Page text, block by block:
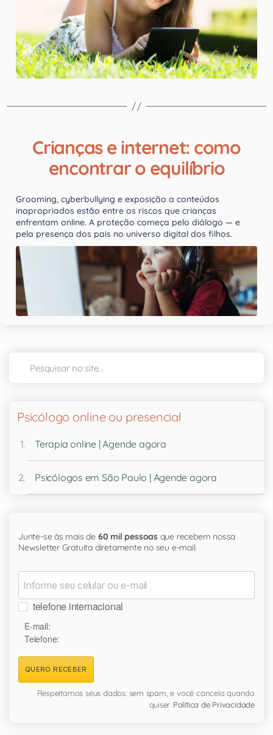
Crianças e internet: como
encontrar o equilíbrio
Grooming, cyberbullying e exposição a conteúdos
inapropriados estão entre os riscos que crianças
enfrentam online. A proteção começa pelo diálogo — e
pela presença dos pais no universo digital dos filhos.
Psicólogo online ou presencial
Terapia online | Agende agora
Psicólogos em São Paulo | Agende agora
Junte-se às mais de 60 mil pessoasque recebem nossa
Newsletter Gratuita diretamente no seu e-mail.
telefone internacional
E-mail:
Telefone:
QUERO RECEBER
Respeitamos seus dados: sem spam, e você cancela quando
quiser. Política de Privacidade